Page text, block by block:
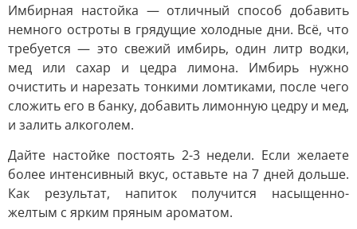
Имбирная настойка — отличный способ добавить
немного остроты в грядущие холодные дни. Всё, что
требуется — это свежий имбирь, один литр водки,
мед или сахар и цедра лимона. Имбирь нужно
очистить и нарезать тонкими ломтиками, после чего
сложить его в банку, добавить лимонную цедру и мед,
и залить алкоголем.
Дайте настойке постоять 2-3 недели. Если желаете
более интенсивный вкус, оставьте на 7 дней дольше.
Как результат, напиток получится насыщенно-
желтым с ярким пряным ароматом.